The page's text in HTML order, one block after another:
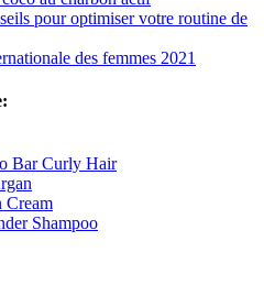
pour optimiser votre routine de
des femmes 2021
Bar Curly Hair
Cream
Shampoo